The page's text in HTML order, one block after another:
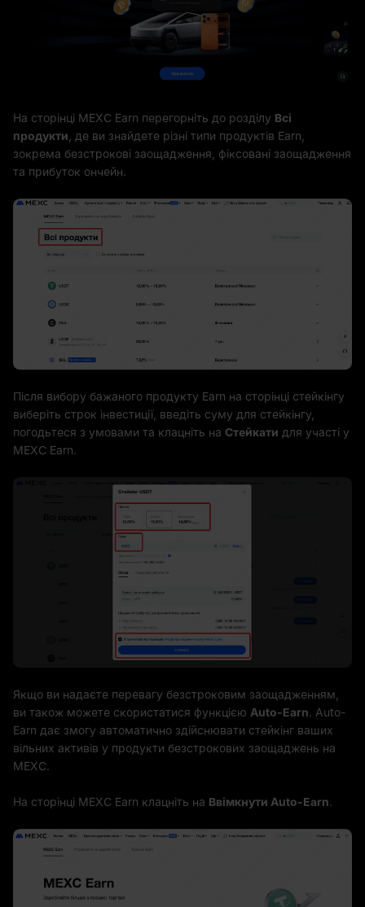
На сторінці MEXC Earn перегорніть до розділу Всі
продукти , де ви знайдете різні типи продуктів Earn,
зокрема безстрокові заощадження, фіксовані заощадження
та прибуток ончейн.
Після вибору бажаного продукту Earn на сторінці стейкінгу
виберіть строк інвестиції, введіть суму для стейкінгу,
погодьтеся з умовами та клацніть на Стейкати для участі у
MEXC Earn.
Якщо ви надаєте перевагу безстроковим заощадженням,
ви також можете скористатися функцією Auto-Earn. Auto-
Earn дає змогу автоматично здійснювати стейкінг ваших
вільних активів у продукти безстрокових заощаджень на
MEXC.
На сторінці MEXC Earn клацніть на Ввімкнути Auto-Earn.